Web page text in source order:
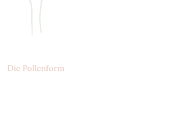
Die Pollen­form